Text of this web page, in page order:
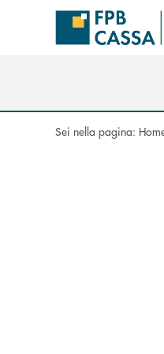
Salta al contenuto
Sei nella pagina: